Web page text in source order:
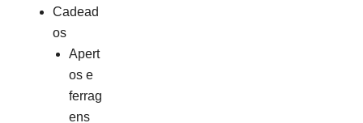
Cadead
os
Apert
os e
ferrag
ens